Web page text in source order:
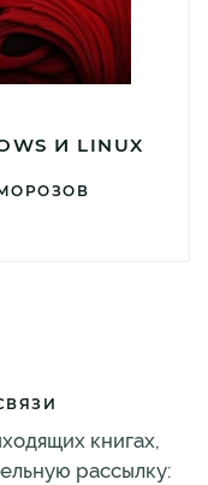
И LINUX
книгах,
рассылку: